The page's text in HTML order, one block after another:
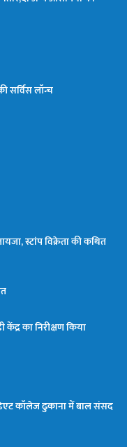
सर्विस लॉन्च
स्टांप विक्रेता की कथित
का निरीक्षण किया
कॉलेज ढुकाना में बाल संसद